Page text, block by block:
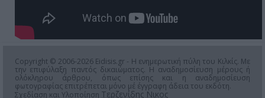
Copyright © 2006-2026 Eidisis.gr - Η ενημερωτική πύλη του Κιλκίς. Με
την επιφύλαξη παντός δικαιώματος. Η αναδημοσίευση μέρους ή
ολόκληρου άρθρου, όπως επίσης και η αναδημοσίευση
φωτογραφίας επιτρέπεται μόνο μέ έγγραφη άδεια του εκδότη.
Σχεδίαση και Υλοποίηση Τερζενίδης Νικος